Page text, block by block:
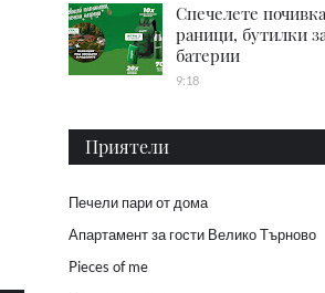
Спечелете
раници, бутилки
батерии
9:18
Приятели
Печели пари от дома
Апартамент за гости Велико Търново
Pieces of me